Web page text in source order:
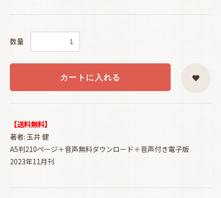
数量
カートに入れる
【送料無料】
著者: 玉井 健
A5判210ページ＋音声無料ダウンロード＋音声付き電子版
2023年11月刊